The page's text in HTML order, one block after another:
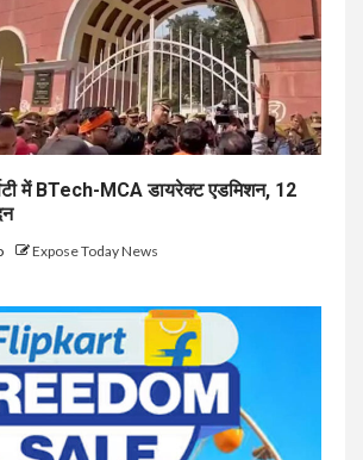
में BTech-MCA डायरेक्ट एडमिशन, 12
Expose Today News